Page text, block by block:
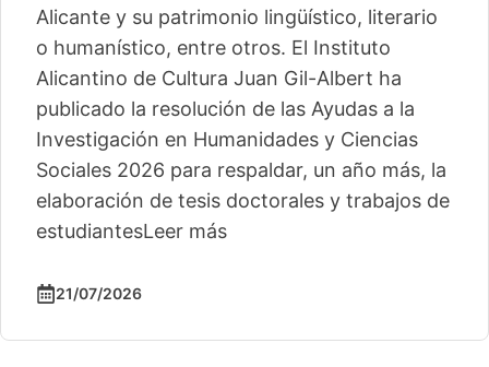
Alicante y su patrimonio lingüístico, literario
o humanístico, entre otros. El Instituto
Alicantino de Cultura Juan Gil-Albert ha
publicado la resolución de las Ayudas a la
Investigación en Humanidades y Ciencias
Sociales 2026 para respaldar, un año más, la
elaboración de tesis doctorales y trabajos de
estudiantesLeer más
21/07/2026